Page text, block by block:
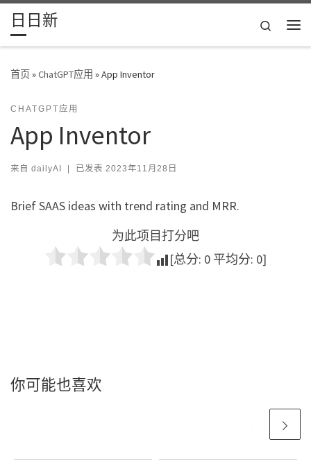
Skip to content
日日新
Search
首页»ChatGPT应用 »App Inventor
CHATGPT应用
App Inventor
来自 dailyAI | 已发表 2023年11月28日
Brief SAAS ideas with trend rating and MRR.
为此项目打分吧
[总分: 0 平均分: 0]
你可能也喜欢